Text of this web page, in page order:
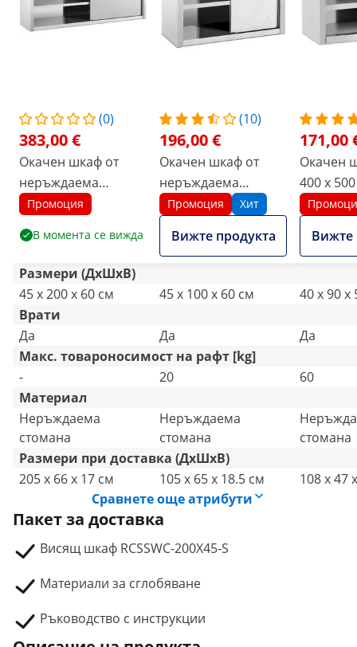
(0)
383,00 €
Окачен шкаф от
неръждаема
стомана - 200 x 45
30 кг
Промоция
В момента се вижда
(10)
196,00 €
Окачен шкаф от
неръждаема
стомана - 100 x 45
см
Промоция Хит
Вижте продукта
171,00
Окачен
400 x
кг на
Royal
Вижте
Размери (ДxШxВ)
45 x 200 x 60 см
45 x 100 x 60 см
40 x 90 x
Врати
Да
Да
Да
Макс. товароносимост на рафт [kg]
-
20
60
Материал
Неръждаема
стомана
Неръждаема
стомана
стомана
Размери при доставка (ДxШxВ)
205 x 66 x 17 см
105 x 65 x 18.5 см
108 x 47
Сравнете още атрибути
Пакет за доставка
Висящ шкаф RCSSWC-200X45-S
Материали за сглобяване
Ръководство с инструкции